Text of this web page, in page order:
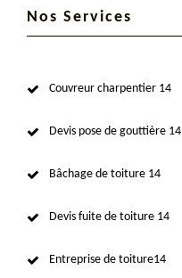
Nos Services
Couvreur charpentier 14
Devis pose de gouttière 14
Bâchage de toiture 14
Devis fuite de toiture 14
Entreprise de toiture14